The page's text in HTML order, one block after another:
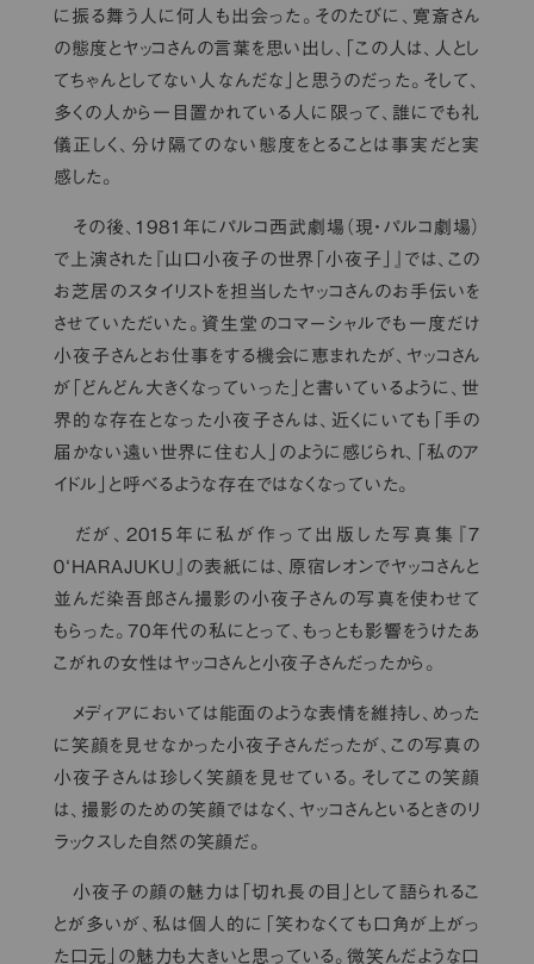
に振る舞う人に何人も出会った。そのたびに、寛斎さん
の態度とヤッコさんの言葉を思い出し、「この人は、人とし
てちゃんとしてない人なんだな」と思うのだった。そして、
多くの人から一目置かれている人に限って、誰にでも礼
儀正しく、分け隔てのない態度をとることは事実だと実
感した。
その後、1981年にパルコ西武劇場（現・パルコ劇場）
で上演された『山口小夜子の世界「小夜子」』では、この
お芝居のスタイリストを担当したヤッコさんのお手伝いを
させていただいた。資生堂のコマーシャルでも一度だけ
小夜子さんとお仕事をする機会に恵まれたが、ヤッコさん
が「どんどん大きくなっていった」と書いているように、世
界的な存在となった小夜子さんは、近くにいても「手の
届かない遠い世界に住む人」のように感じられ、「私のア
イドル」と呼べるような存在ではなくなっていた。
だが、2015年に私が作って出版した写真集『７
０‘HARAJUKU』の表紙には、原宿レオンでヤッコさんと
並んだ染吾郎さん撮影の小夜子さんの写真を使わせて
もらった。70年代の私にとって、もっとも影響をうけたあ
こがれの女性はヤッコさんと小夜子さんだったから。
メディアにおいては能面のような表情を維持し、めった
に笑顔を見せなかった小夜子さんだったが、この写真の
小夜子さんは珍しく笑顔を見せている。そしてこの笑顔
は、撮影のための笑顔ではなく、ヤッコさんといるときのリ
ラックスした自然の笑顔だ。
小夜子の顔の魅力は「切れ長の目」として語られるこ
とが多いが、私は個人的に「笑わなくても口角が上がっ
た口元」の魅力も大きいと思っている。微笑んだような口